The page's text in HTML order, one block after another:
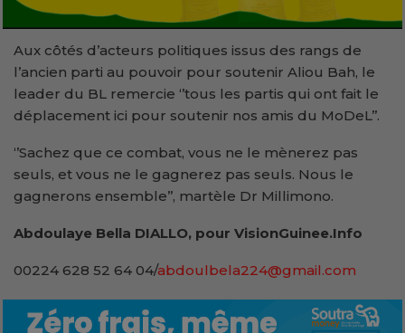
Aux côtés d’acteurs politiques issus des rangs de
l’ancien parti au pouvoir pour soutenir Aliou Bah, le
leader du BL remercie ‘’tous les partis qui ont fait le
déplacement ici pour soutenir nos amis du MoDeL’’.
‘’Sachez que ce combat, vous ne le mènerez pas
seuls, et vous ne le gagnerez pas seuls. Nous le
gagnerons ensemble’’, martèle Dr Millimono.
Abdoulaye Bella DIALLO, pour VisionGuinee.Info
00224 628 52 64 04/abdoulbela224@gmail.com